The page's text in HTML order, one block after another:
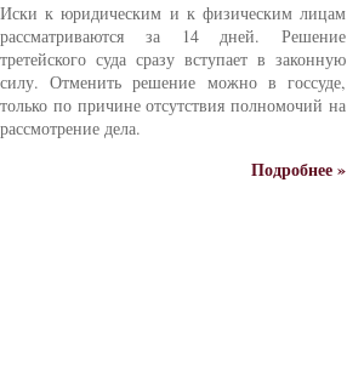
Иски к юридическим и к физическим лицам
рассматриваются за 14 дней. Решение
третейского суда сразу вступает в законную
силу. Отменить решение можно в госсуде,
только по причине отсутствия полномочий на
рассмотрение дела.
Подробнее »